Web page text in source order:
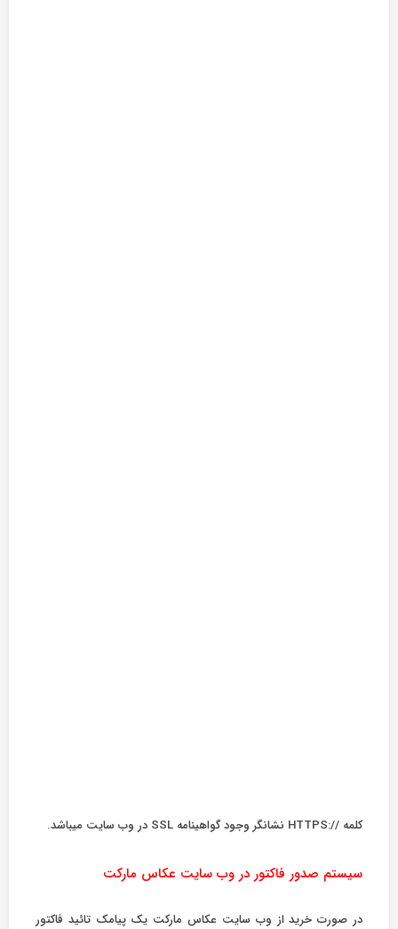
کلمه //:HTTPS نشانگر وجود گواهینامه SSL در وب سایت میباشد.
سیستم صدور فاکتور در وب سایت عکاس مارکت
در صورت خرید از وب سایت عکاس مارکت یک پیامک تائید فاکتور